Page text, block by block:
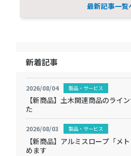
最新記事一覧
新着記事
2026/08/04 製品・サービス
【新商品】土木関連商品のライ
た
2026/08/03 製品・サービス
【新商品】アルミスロープ「メ
めます